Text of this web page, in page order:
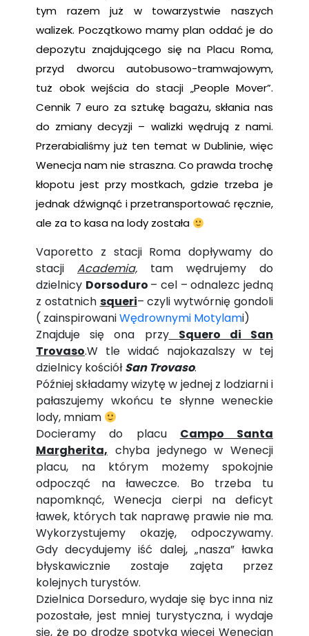
tym razem już w towarzystwie naszych
walizek. Początkowo mamy plan oddać je do
depozytu znajdującego się na Placu Roma,
przyd dworcu autobusowo-tramwajowym,
tuż obok wejścia do stacji „People Mover”.
Cennik 7 euro za sztukę bagażu, skłania nas
do zmiany decyzji – walizki wędrują z nami.
Przerabialiśmy już ten temat w Dublinie, więc
Wenecja nam nie straszna. Co prawda trochę
kłopotu jest przy mostkach, gdzie trzeba je
jednak dźwignąć i przetransportować ręcznie,
ale za to kasa na lody została
Vaporetto z stacji Roma dopływamy do
stacji Academia, tam wędrujemy do
dzielnicy Dorsoduro – cel – odnalezc jedną
z ostatnich squeri– czyli wytwórnię gondoli
( zainspirowaniWędrownymi Motylami)
Znajduje się ona przy
Squero di San
Trovaso.W tle widać najokazalszy w tej
dzielnicy kościółSan Trovaso.
Później składamy wizytę w jednej z lodziarni i
pałaszujemy wkońcu te słynne weneckie
lody, mniam
Docieramy do placu Campo Santa
Margherita, chyba jedynego w Wenecji
placu, na którym możemy spokojnie
odpocząć na ławeczce. Bo trzeba tu
napomknąć, Wenecja cierpi na deficyt
ławek, których tak naprawę prawie nie ma.
Wykorzystujemy okazję, odpoczywamy.
Gdy decydujemy iść dalej, „nasza” ławka
błyskawicznie zostaje zajęta przez
kolejnych turystów.
Dzielnica Dorseduro, wydaje się byc inna niz
pozostałe, jest mniej turystyczna, i wydaje
się, że po drodze spotyka więcej Wenecjan